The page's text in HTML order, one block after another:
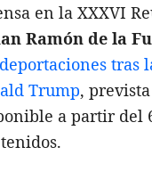
en la XXXVI
Ramón de la
tras
Trump,
a partir del